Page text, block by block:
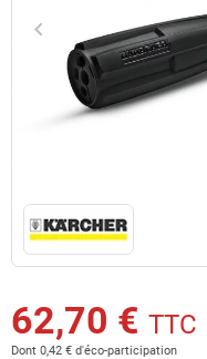
Précédent
keyboard_arrow_left
62,70 € TTC
Dont 0,42 € d'éco-participation